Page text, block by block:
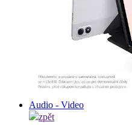
Audio - Video
zpět